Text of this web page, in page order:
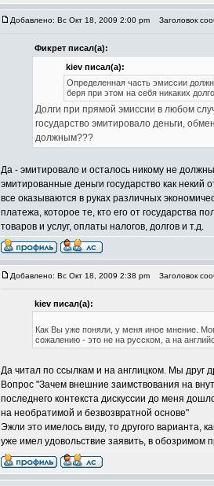
Добавлено: Вс Окт 18, 2009 2:00 pm Заголовок
Фикрет писал(а):
kiev писал(а):
Определенная часть эмиссии
беря при этом на себя никаких
Долги при прямой эмиссии в любом
государство эмитировало деньги,
должным???
Да - эмитировало и осталось никому не
эмитированные деньги государство как некий
все оказываются в руках различных
платежа, которое те, кто его от государства
товаров и услуг, оплаты налогов, долгов и т.д.
Добавлено: Вс Окт 18, 2009 2:38 pm Заголовок
kiev писал(а):
Как Вы уже поняли, у меня иное мнение.
сожалению - это не на русском, а на
Да читал по ссылкам и на англицком. Мы друг
Вопрос "Зачем внешние заимствования на
последнего контекста дискуссии до меня
на необратимой и безвозвратной основе"
Эжли это имелось виду, то другого варианта,
уже имел удовольствие заявить, в обозримом